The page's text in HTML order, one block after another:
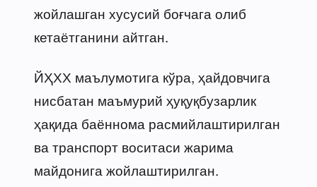
жойлашган хусусий боғчага олиб
кетаётганини айтган.
ЙҲХХ маълумотига кўра, ҳайдовчига
нисбатан маъмурий ҳуқуқбузарлик
ҳақида баённома расмийлаштирилган
ва транспорт воситаси жарима
майдонига жойлаштирилган.